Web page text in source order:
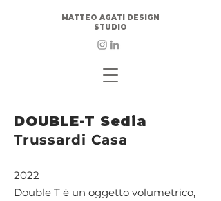
MATTEO AGATI DESIGN
STUDIO
DOUBLE-T Sedia
Trussardi Casa
2022
Double T è un oggetto volumetrico,